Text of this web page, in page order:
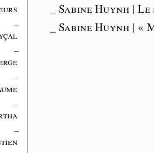
_ Sabine Huynh |
_ Sabine Huynh | «